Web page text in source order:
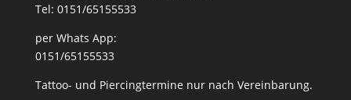
Tel: 0151/65155533
per Whats App:
0151/65155533
Tattoo- und Piercingtermine nur nach Vereinbarung.